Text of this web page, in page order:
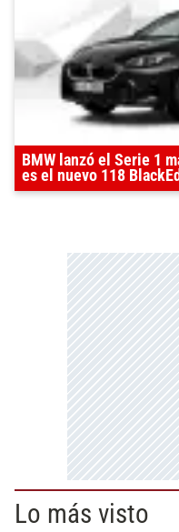
BMW lanzó el Serie 1
es el nuevo 118
Lo más visto